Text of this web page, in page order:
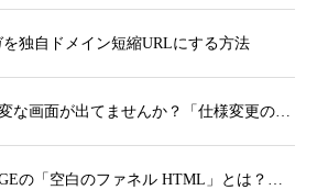
独自ドメイン短縮URLにする方法
な画面が出てませんか？「仕様変更の…
の「空白のファネル HTML」とは？…